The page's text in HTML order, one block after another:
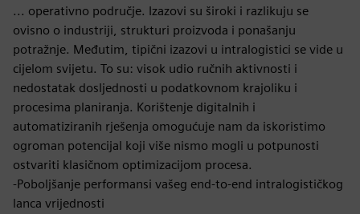
... operativno područje. Izazovi su široki i razlikuju se
ovisno o industriji, strukturi proizvoda i ponašanju
potražnje. Međutim, tipični izazovi u intralogistici se vide u
cijelom svijetu. To su: visok udio ručnih aktivnosti i
nedostatak dosljednosti u podatkovnom krajoliku i
procesima planiranja. Korištenje digitalnih i
automatiziranih rješenja omogućuje nam da iskoristimo
ogroman potencijal koji više nismo mogli u potpunosti
ostvariti klasičnom optimizacijom procesa.
-Poboljšanje performansi vašeg end-to-end intralogističkog
lanca vrijednosti